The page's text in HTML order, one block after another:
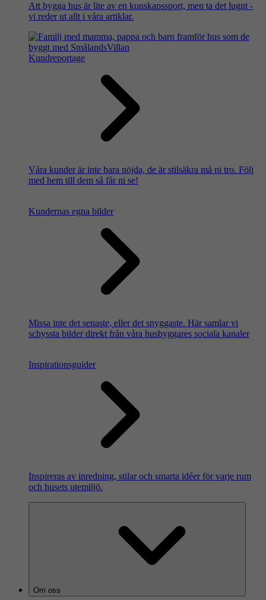
Att bygga hus är lite av en kunskapssport, men ta det lugnt -
vi reder ut allt i våra artiklar.
Kundreportage
Våra kunder är inte bara nöjda, de är stilsäkra må ni tro. Följ
med hem till dem så får ni se!
Kundernas egna bilder
Missa inte det senaste, eller det snyggaste. Här samlar vi
schyssta bilder direkt från våra husbyggares sociala kanaler
Inspirationsguider
Inspireras av inredning, stilar och smarta idéer för varje rum
och husets utemiljö.
Om oss